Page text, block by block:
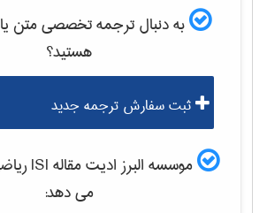
به دنبال ترجمه تخصصی متن
هستید؟
ثبت سفارش ترجمه جدید
موسسه البرز ادیت مقاله ISI
می دهد: